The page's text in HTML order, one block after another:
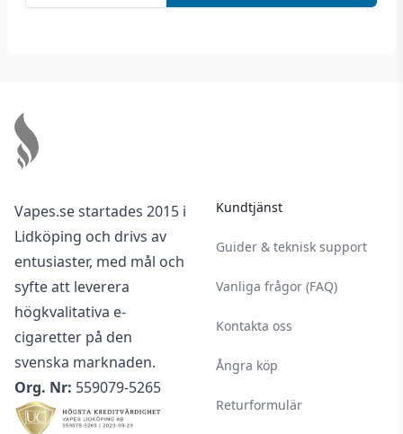
Vapes.se startades 2015 i
Lidköping och drivs av
entusiaster, med mål och
syfte att leverera
högkvalitativa e-
cigaretter på den
svenska marknaden.
Org. Nr: 559079-5265
Kundtjänst
Guider & teknisk support
Vanliga frågor (FAQ)
Kontakta oss
Ångra köp
Returformulär